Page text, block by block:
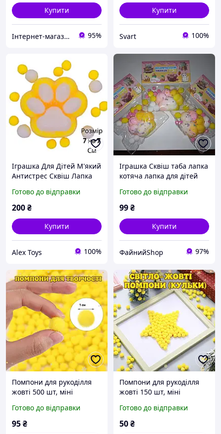
Купити
Інтернет-магазин дитячих іграшок бізібордів "EASY BUSY" 95%
Купити
Svart 100%
Іграшка Для Дітей М'який
Антистрес Сквіш Лапка
(Розмір 7 см на 7 см) ||
AlexToys
Готово до відправки
200₴
Купити
Alex Toys 100%
Іграшка Сквіш таба лапка
котяча лапка для дітей
Готово до відправки
99₴
Купити
ФайнийShop 97%
Помпони для рукоділля
жовті 500 шт, міні
творчості дітей та декору
Готово до відправки
95₴
Помпони для рукоділля
жовті 150 шт, міні
творчості дітей та декору
Готово до відправки
50₴